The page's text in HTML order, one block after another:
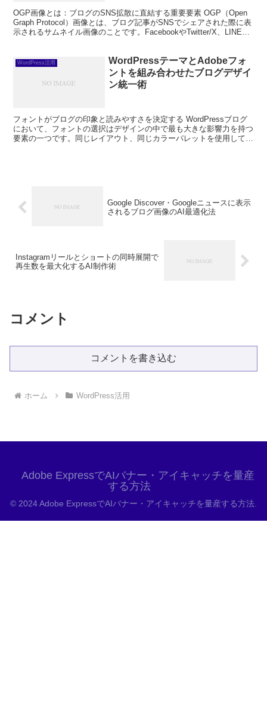
OGP画像とは：ブログのSNS拡散に直結する重要要素 OGP（Open
Graph Protocol）画像とは、ブログ記事がSNSでシェアされた際に表
示されるサムネイル画像のことです。FacebookやTwitter/X、LINEな
WordPress活用
WordPressテーマとAdobeフォ
ントを組み合わせたブログデザイ
ン統一術
フォントがブログの印象と読みやすさを決定する WordPressブログ
において、フォントの選択はデザインの中で最も大きな影響力を持つ
要素の一つです。同じレイアウト、同じカラーパレットを使用してい
Google Discover・Googleニュースに表示
されるブログ画像のAI最適化法
Instagramリールとショートの同時展開で
再生数を最大化するAI制作術
コメント
コメントを書き込む
ホーム WordPress活用
Adobe ExpressでAIバナー・アイキャッチを量産
する方法
© 2024 Adobe ExpressでAIバナー・アイキャッチを量産する方法.